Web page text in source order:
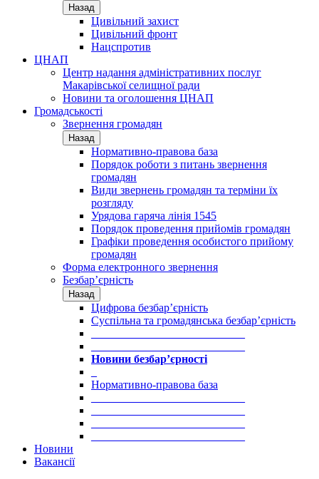
Назад
Цивільний захист
Цивільний фронт
Нацспротив
ЦНАП
Центр надання адміністративних послуг
Макарівської селищної ради
Новини та оголошення ЦНАП
Громадськості
Звернення громадян
Назад
Нормативно-правова база
Порядок роботи з питань звернення
громадян
Види звернень громадян та терміни їх
розгляду
Урядова гаряча лінія 1545
Порядок проведення прийомів громадян
Графіки проведення особистого прийому
громадян
Форма електронного звернення
Безбар’єрність
Назад
Цифрова безбар’єрність
Суспільна та громадянська безбар’єрність
Новини безбар’єрності
Нормативно-правова база
Новини
Вакансії